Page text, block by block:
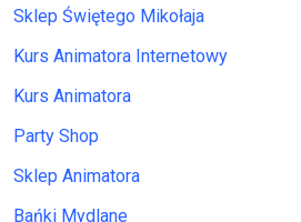
Sklep Świętego Mikołaja
Kurs Animatora Internetowy
Kurs Animatora
Party Shop
Sklep Animatora
Bańki Mydlane